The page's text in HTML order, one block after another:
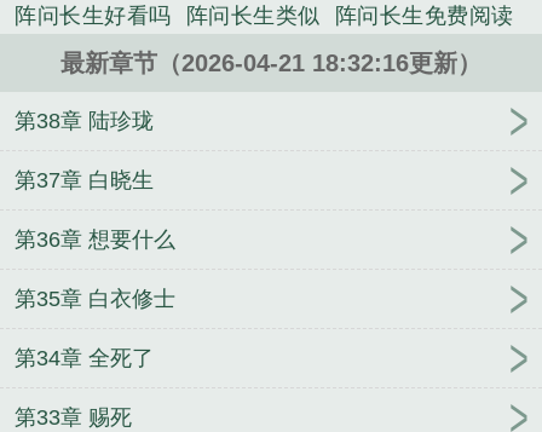
阵问长生好看吗
阵问长生类似
阵问长生免费阅读
阵问长生TXT
阵问长生无错版 阵问长生全文
阵问长生 观虚 阵问长生TXT免费
阵问长生
123读书网 阵问长生 笔趣阁
阵问长生全文免费阅
阅读无弹窗 阵问长生百度百科
阵问长生观虚免费完
生txt 阵问长生在线无弹窗
阵
长生起点 阵问长生TXT全本
最新章节（2026-04-21 18:32:16更新）
第38章 陆珍珑
第37章 白晓生
第36章 想要什么
第35章 白衣修士
第34章 全死了
第33章 赐死